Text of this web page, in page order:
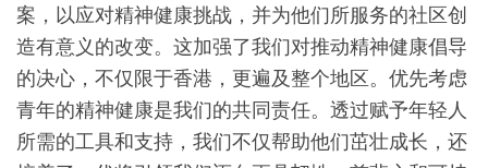
案，以应对精神健康挑战，并为他们所服务的社区创
造有意义的改变。这加强了我们对推动精神健康倡导
的决心，不仅限于香港，更遍及整个地区。优先考虑
青年的精神健康是我们的共同责任。透过赋予年轻人
所需的工具和支持，我们不仅帮助他们茁壮成长，还